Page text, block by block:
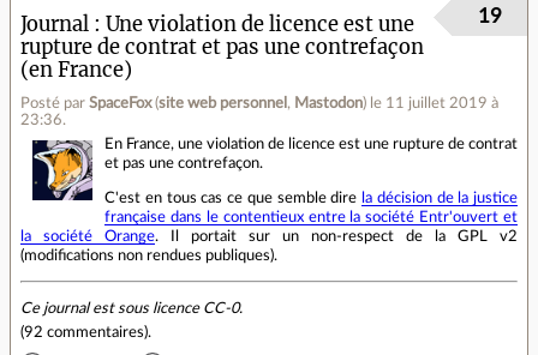
Journal
Une violation de licence est une
rupture de contrat et pas une contrefaçon
(en France)
Posté par SpaceFox(site web personnel , Mastodon) le 11 juillet 2019 à
23:36.
19
En France, une violation de licence est une rupture de contrat
et pas une contrefaçon.
C'est en tous cas ce que semble dire la décision de la justice
française dans le contentieux entre la société Entr'ouvert et
la société Orange. Il portait sur un non-respect de la GPL v2
(modifications non rendues publiques).
Ce journal est sous licence CC-0.
(92 commentaires).